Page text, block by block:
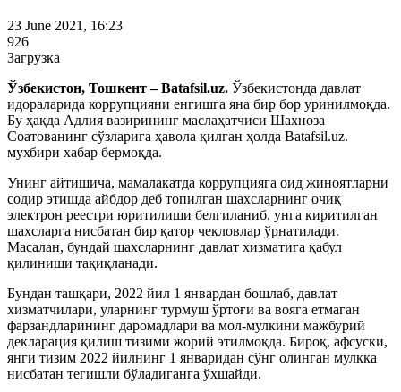
23 June 2021, 16:23
926
Загрузка
Ўзбекистон, Тошкент – Batafsil.uz. Ўзбекистонда давлат
идораларида коррупцияни енгишга яна бир бор уринилмоқда.
Бу ҳақда Адлия вазирининг маслаҳатчиси Шахноза
Соатованинг сўзларига ҳавола қилган ҳолда Batafsil.uz.
мухбири хабар бермоқда.
Унинг айтишича, мамалакатда коррупцияга оид жиноятларни
содир этишда айбдор деб топилган шахсларнинг очиқ
электрон реестри юритилиши белгиланиб, унга киритилган
шахсларга нисбатан бир қатор чекловлар ўрнатилади.
Масалан, бундай шахсларнинг давлат хизматига қабул
қилиниши тақиқланади.
Бундан ташқари, 2022 йил 1 январдан бошлаб, давлат
хизматчилари, уларнинг турмуш ўртоғи ва вояга етмаган
фарзандларининг даромадлари ва мол-мулкини мажбурий
декларация қилиш тизими жорий этилмоқда. Бироқ, афсуски,
янги тизим 2022 йилнинг 1 январидан сўнг олинган мулкка
нисбатан тегишли бўладиганга ўхшайди.